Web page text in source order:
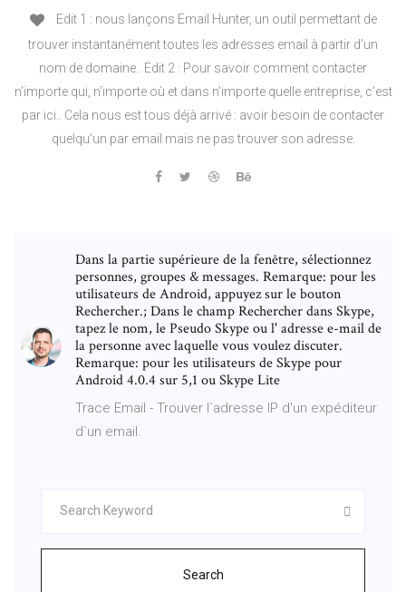
Edit 1 : nous lançons Email Hunter, un outil permettant de
trouver instantanément toutes les adresses email à partir d’un
nom de domaine.. Edit 2 : Pour savoir comment contacter
n’importe qui, n’importe où et dans n’importe quelle entreprise, c’est
par ici.. Cela nous est tous déjà arrivé : avoir besoin de contacter
quelqu’un par email mais ne pas trouver son adresse.
Dans la partie supérieure de la fenêtre, sélectionnez
personnes, groupes & messages. Remarque: pour les
utilisateurs de Android, appuyez sur le bouton
Rechercher.; Dans le champ Rechercher dans Skype,
tapez le nom, le Pseudo Skype ou l' adresse e-mail de
la personne avec laquelle vous voulez discuter.
Remarque: pour les utilisateurs de Skype pour
Android 4.0.4 sur 5,1 ou Skype Lite
Trace Email - Trouver l`adresse IP d'un expéditeur
d`un email.
Search